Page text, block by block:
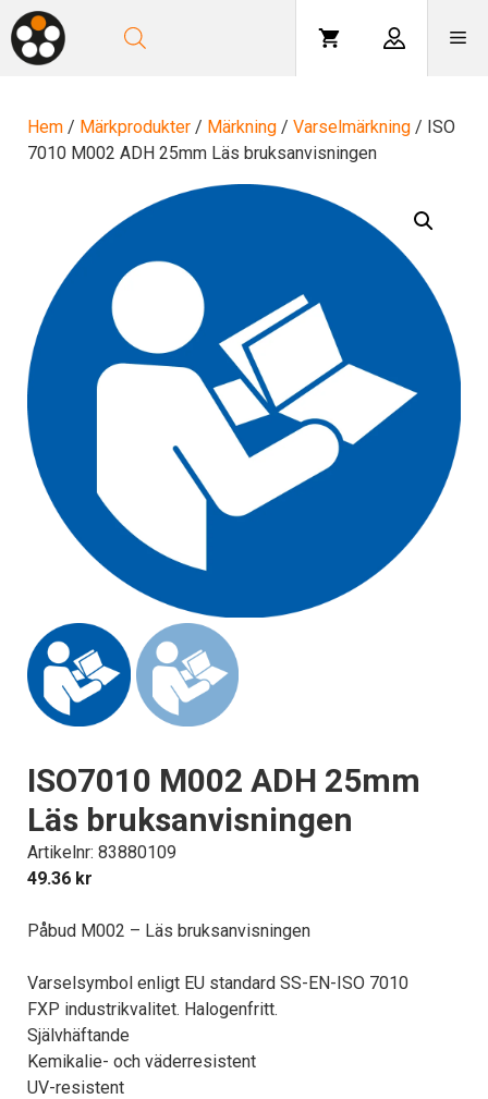
Hoppa
till
innehåll
Hem / Märkprodukter / Märkning / Varselmärkning / ISO
7010 M002 ADH 25mm Läs bruksanvisningen
ISO7010 M002 ADH 25mm
Läs bruksanvisningen
Artikelnr: 83880109
49.36 kr
Påbud M002 – Läs bruksanvisningen
Varselsymbol enligt EU standard SS-EN-ISO 7010
FXP industrikvalitet. Halogenfritt.
Självhäftande
Kemikalie- och väderresistent
UV-resistent